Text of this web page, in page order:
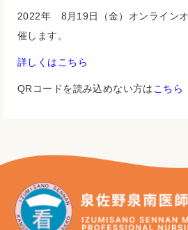
2022年 8月19日（金）オンライン
催します。
詳しくはこちら
QRコードを読み込めない方は こちら